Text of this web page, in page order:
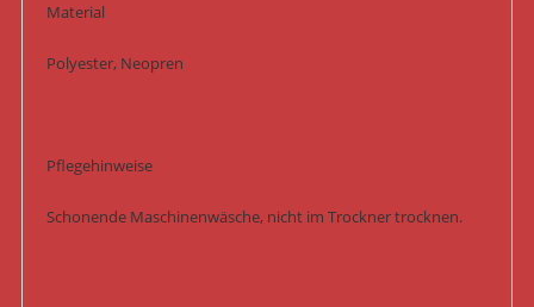
Material
Polyester, Neopren
Pflegehinweise
Schonende Maschinenwäsche, nicht im Trockner trocknen.